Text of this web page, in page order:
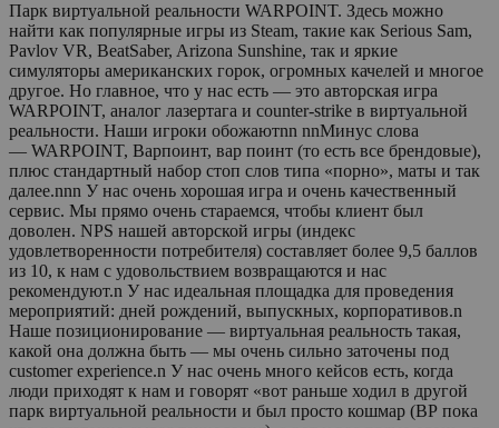
Парк виртуальной реальности WARPOINT. Здесь можно
найти как популярные игры из Steam, такие как Serious Sam,
Pavlov VR, BeatSaber, Arizona Sunshine, так и яркие
симуляторы американских горок, огромных качелей и многое
другое. Но главное, что у нас есть — это авторская игра
WARPOINT, аналог лазертага и counter-strike в виртуальной
реальности. Наши игроки обожаютnn nnМинус слова
— WARPOINT, Варпоинт, вар поинт (то есть все брендовые),
плюс стандартный набор стоп слов типа «порно», маты и так
далее.nnn У нас очень хорошая игра и очень качественный
сервис. Мы прямо очень стараемся, чтобы клиент был
доволен. NPS нашей авторской игры (индекс
удовлетворенности потребителя) составляет более 9,5 баллов
из 10, к нам с удовольствием возвращаются и нас
рекомендуют.n У нас идеальная площадка для проведения
мероприятий: дней рождений, выпускных, корпоративов.n
Наше позиционирование — виртуальная реальность такая,
какой она должна быть — мы очень сильно заточены под
customer experience.n У нас очень много кейсов есть, когда
люди приходят к нам и говорят «вот раньше ходил в другой
парк виртуальной реальности и был просто кошмар (ВР пока